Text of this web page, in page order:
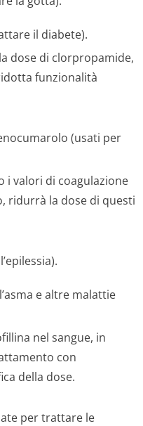
il diabete).
dose di clorpropamide,
funzionalità
(usati per
i valori di coagulazione
ridurrà la dose di questi
e altre malattie
nel sangue, in
con
della dose.
per trattare le